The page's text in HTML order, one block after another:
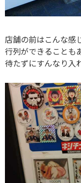
店舗の前はこんな感
行列ができることも
待たずにすんなり入